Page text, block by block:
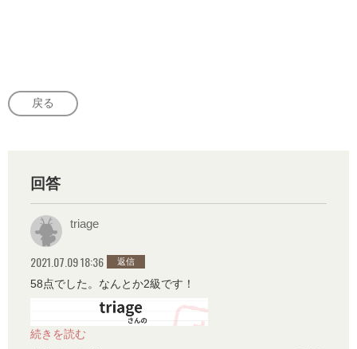
戻る
回答
triage
2021.07.09 18:36 返信
58点でした。なんとか2級です！